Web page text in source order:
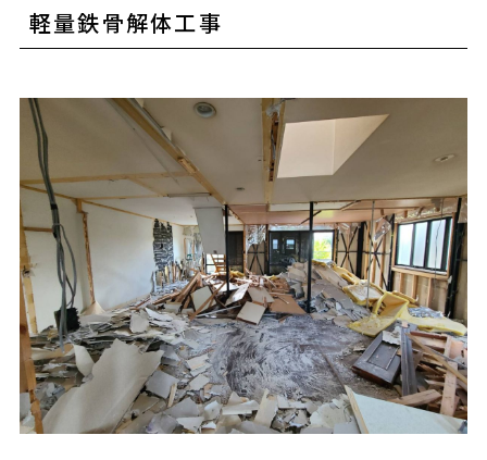
軽量鉄骨解体工事